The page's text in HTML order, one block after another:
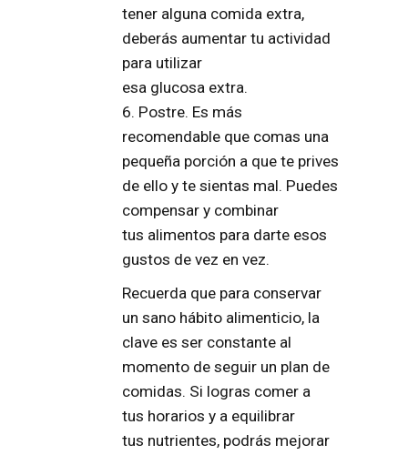
tener alguna comida extra,
deberás aumentar tu actividad
para utilizar
esa glucosa extra.
6. Postre. Es más
recomendable que comas una
pequeña porción a que te prives
de ello y te sientas mal. Puedes
compensar y combinar
tus alimentos para darte esos
gustos de vez en vez.
Recuerda que para conservar
un sano hábito alimenticio, la
clave es ser constante al
momento de seguir un plan de
comidas. Si logras comer a
tus horarios y a equilibrar
tus nutrientes, podrás mejorar